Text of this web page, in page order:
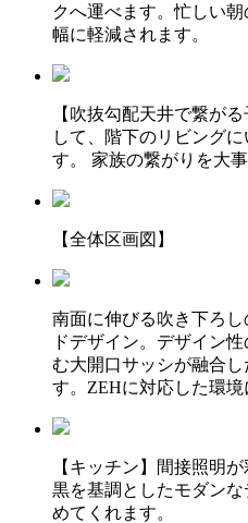
クへ運べます。忙しい
幅に軽減されます。
【吹抜勾配天井で繋が
して、階下のリビング
す。 家族の繋がりを大
【全体区画図】
南面に伸びる吹き下ろ
ドデザイン。デザイン
む大開口サッシが融合
す。ZEHに対応した環境
【キッチン】間接照明
黒を基調としたモダン
めてくれます。